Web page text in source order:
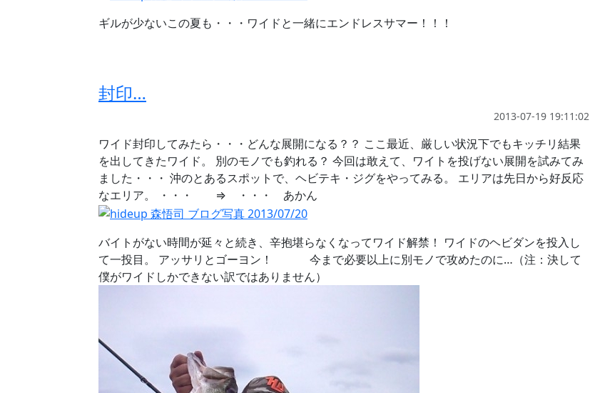
ギルが少ないこの夏も・・・ワイドと一緒にエンドレスサマー！！！
封印…
2013-07-19 19:11:02
ワイド封印してみたら・・・どんな展開になる？？ ここ最近、厳しい状況下でもキッチリ結果
を出してきたワイド。 別のモノでも釣れる？ 今回は敢えて、ワイトを投げない展開を試みてみ
ました・・・ 沖のとあるスポットで、ヘビテキ・ジグをやってみる。 エリアは先日から好反応
なエリア。 ・・・ ⇒ ・・・ あかん
バイトがない時間が延々と続き、辛抱堪らなくなってワイド解禁！ ワイドのヘビダンを投入し
て一投目。 アッサリとゴーヨン！ 今まで必要以上に別モノで攻めたのに…（注：決して
僕がワイドしかできない訳ではありません）